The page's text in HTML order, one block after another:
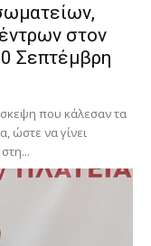
στον
Σεπτέμβρη
που κάλεσαν τα
ώστε να γίνει